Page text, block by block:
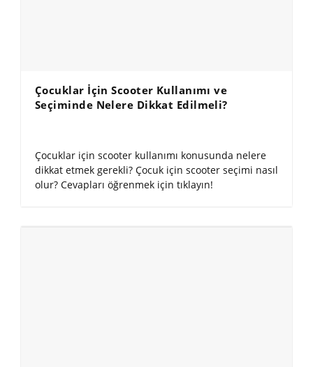
Çocuklar İçin Scooter Kullanımı ve
Seçiminde Nelere Dikkat Edilmeli?
Çocuklar için scooter kullanımı konusunda nelere
dikkat etmek gerekli? Çocuk için scooter seçimi nasıl
olur? Cevapları öğrenmek için tıklayın!